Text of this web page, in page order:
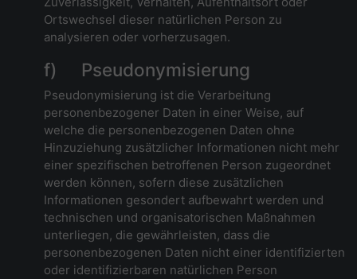
Ortswechsel dieser natürlichen Person zu
analysieren oder vorherzusagen.
f) Pseudonymisierung
Pseudonymisierung ist die Verarbeitung
personenbezogener Daten in einer Weise, auf
welche die personenbezogenen Daten ohne
Hinzuziehung zusätzlicher Informationen nicht mehr
einer spezifischen betroffenen Person zugeordnet
werden können, sofern diese zusätzlichen
Informationen gesondert aufbewahrt werden und
technischen und organisatorischen Maßnahmen
unterliegen, die gewährleisten, dass die
personenbezogenen Daten nicht einer identifizierten
oder identifizierbaren natürlichen Person